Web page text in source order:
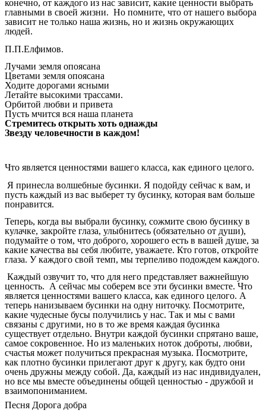
конечно, от каждого из нас зависит, какие ценности выбрать
главными в своей жизни. Но помните, что от нашего выбора
зависит не только наша жизнь, но и жизнь окружающих
людей.
П.П.Елфимов.
Лучами земля опоясана
Цветами земля опоясана
Ходите дорогами ясными
Летайте высокими трассами.
Орбитой любви и привета
Пусть мчится вся наша планета
Стремитесь открыть хоть однажды
Звезду человечности в каждом!
Что является ценностями вашего класса, как единого целого.
Я принесла волшебные бусинки. Я подойду сейчас к вам, и
пусть каждый из вас выберет ту бусинку, которая вам больше
понравится.
Теперь, когда вы выбрали бусинку, сожмите свою бусинку в
кулачке, закройте глаза, улыбнитесь (обязательно от души),
подумайте о том, что доброго, хорошего есть в вашей душе, за
какие качества вы себя любите, уважаете. Кто готов, откройте
глаза. У каждого свой темп, мы терпеливо подождем каждого.
Каждый озвучит то, что для него представляет важнейшую
ценность. А сейчас мы соберем все эти бусинки вместе. Что
является ценностями вашего класса, как единого целого. А
теперь нанизываем бусинки на одну ниточку. Посмотрите,
какие чудесные бусы получились у нас. Так и мы с вами
связаны с другими, но в то же время каждая бусинка
существует отдельно. Внутри каждой бусинки спрятано ваше,
самое сокровенное. Но из маленьких ноток доброты, любви,
счастья может получиться прекрасная музыка. Посмотрите,
как плотно бусинки прилегают друг к другу, как будто они
очень дружны между собой. Да, каждый из нас индивидуален,
но все мы вместе объединены общей ценностью - дружбой и
взаимопониманием.
Песня Дорога добра